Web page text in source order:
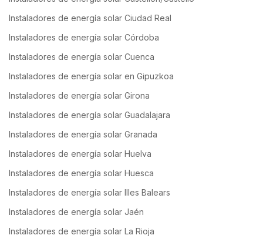
Instaladores de energía solar Ciudad Real
Instaladores de energía solar Córdoba
Instaladores de energía solar Cuenca
Instaladores de energía solar en Gipuzkoa
Instaladores de energía solar Girona
Instaladores de energía solar Guadalajara
Instaladores de energía solar Granada
Instaladores de energía solar Huelva
Instaladores de energía solar Huesca
Instaladores de energía solar Illes Balears
Instaladores de energía solar Jaén
Instaladores de energía solar La Rioja